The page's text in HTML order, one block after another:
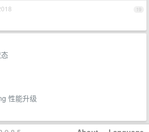
19
性能升级